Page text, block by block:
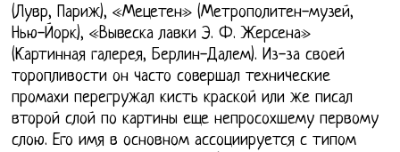
(Лувр, Париж), «Мецетен» (Метрополитен-музей,
Нью-Йорк), «Вывеска лавки Э. Ф. Жерсена»
(Картинная галерея, Берлин-Далем). Из-за своей
торопливости он часто совершал технические
промахи перегружал кисть краской или же писал
второй слой по картины еще непросохшему первому
слою. Его имя в основном ассоциируется с типом